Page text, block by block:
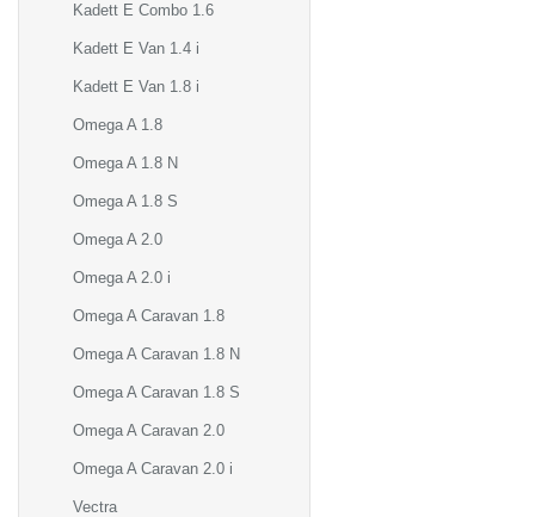
Kadett E Combo 1.6
Kadett E Van 1.4 i
Kadett E Van 1.8 i
Omega A 1.8
Omega A 1.8 N
Omega A 1.8 S
Omega A 2.0
Omega A 2.0 i
Omega A Caravan 1.8
Omega A Caravan 1.8 N
Omega A Caravan 1.8 S
Omega A Caravan 2.0
Omega A Caravan 2.0 i
Vectra